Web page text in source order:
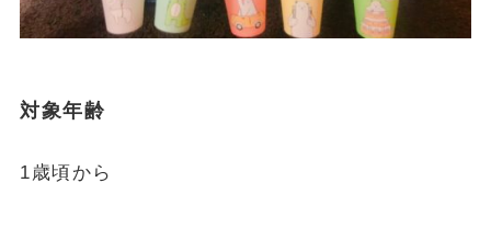
対象年齢
1歳頃から